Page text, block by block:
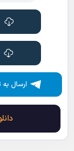
ارسال به